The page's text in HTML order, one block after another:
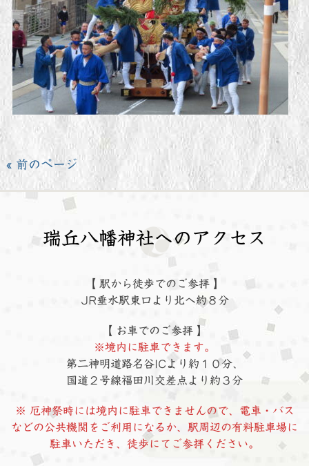
« 前のページ
瑞丘八幡神社へのアクセス
【 駅から徒歩でのご参拝 】
JR垂水駅東口より北へ約８分
【 お車でのご参拝 】
※境内に駐車できます。
第二神明道路名谷ICより約１０分、
国道２号線福田川交差点より約３分
※ 厄神祭時には境内に駐車できませんので、電車・バス
などの公共機関をご利用になるか、駅周辺の有料駐車場に
駐車いただき、徒歩にてご参拝ください。